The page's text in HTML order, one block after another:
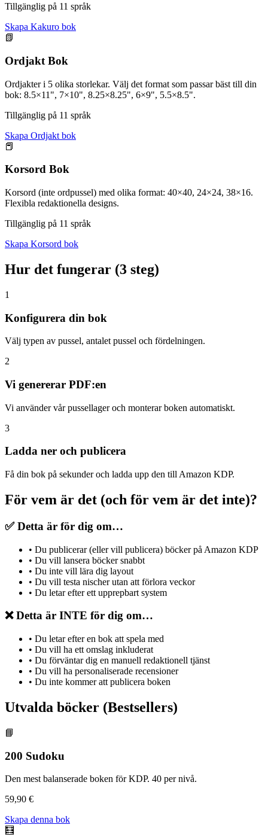
Tillgänglig på 11 språk
Skapa Kakuro bok
📗
Ordjakt Bok
Ordjakter i 5 olika storlekar. Välj det format som passar bäst till din
bok: 8.5×11", 7×10", 8.25×8.25", 6×9", 5.5×8.5".
Tillgänglig på 11 språk
Skapa Ordjakt bok
📕
Korsord Bok
Korsord (inte ordpussel) med olika format: 40×40, 24×24, 38×16.
Flexibla redaktionella designs.
Tillgänglig på 11 språk
Skapa Korsord bok
Hur det fungerar (3 steg)
1
Konfigurera din bok
Välj typen av pussel, antalet pussel och fördelningen.
2
Vi genererar PDF:en
Vi använder vår pussellager och monterar boken automatiskt.
3
Ladda ner och publicera
Få din bok på sekunder och ladda upp den till Amazon KDP.
För vem är det (och för vem är det inte)?
✅ Detta är för dig om…
• Du publicerar (eller vill publicera) böcker på Amazon KDP
• Du vill lansera böcker snabbt
• Du inte vill lära dig layout
• Du vill testa nischer utan att förlora veckor
• Du letar efter ett upprepbart system
❌ Detta är INTE för dig om…
• Du letar efter en bok att spela med
• Du vill ha ett omslag inkluderat
• Du förväntar dig en manuell redaktionell tjänst
• Du vill ha personaliserade recensioner
• Du inte kommer att publicera boken
Utvalda böcker (Bestsellers)
📘
200 Sudoku
Den mest balanserade boken för KDP. 40 per nivå.
59,90 €
Skapa denna bok
🧮